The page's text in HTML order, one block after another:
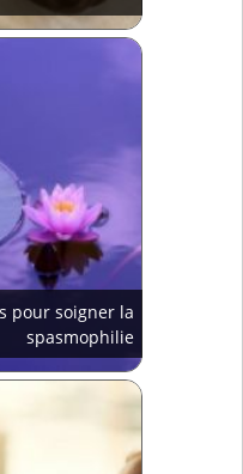
pour soigner la
spasmophilie